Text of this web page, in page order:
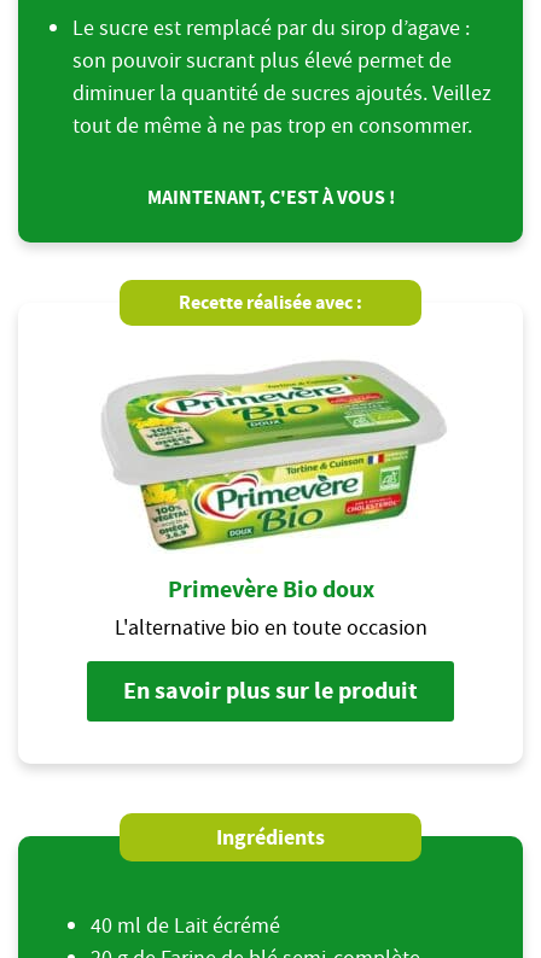
Ingrédients
40 ml de Lait écrémé
Le sucre est remplacé par du sirop d’agave :
son pouvoir sucrant plus élevé permet de
diminuer la quantité de sucres ajoutés. Veillez
tout de même à ne pas trop en consommer.
MAINTENANT, C'EST À VOUS !
Recette réalisée avec :
Primevère Bio doux
L'alternative bio en toute occasion
En savoir plus sur le produit